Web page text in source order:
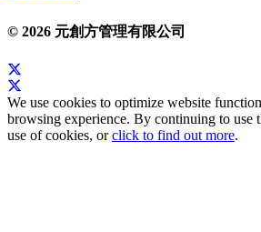
© 2026 元創方管理有限公司
We use cookies to optimize website
browsing experience. By continuing to use
use of cookies, orclick to find out more.